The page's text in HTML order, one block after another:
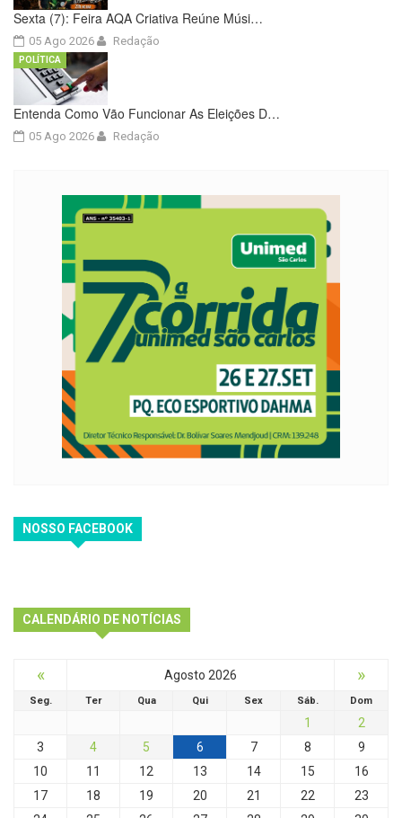
Sexta (7): Feira AQA Criativa Reúne Músi…
05 Ago 2026 Redação
Entenda Como Vão Funcionar As Eleições D…
05 Ago 2026
POLÍTICA
Redação
NOSSO FACEBOOK
CALENDÁRIO DE NOTÍCIAS
« Agosto 2026 »
Seg. Ter Qua Qui Sex Sáb. Dom
1
2
3
4 5 6 7 8
9
10
11 12 13 14 15
16
17
18 19 20 21 22
23